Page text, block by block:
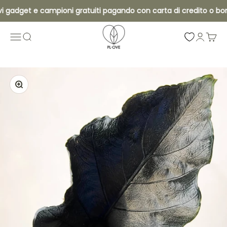
Vai al contenuto
e campioni gratuiti pagando con carta di credito o
Apri il menu di navigazione
Mostra il menu di ricerca
Pl•ove
Mostra
Ingrandisci immagine